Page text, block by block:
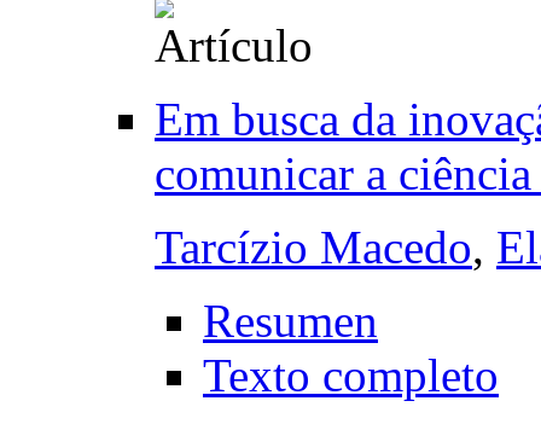
Em busca da
comunicar a
Tarcízio Macedo,
Resumen
Texto completo